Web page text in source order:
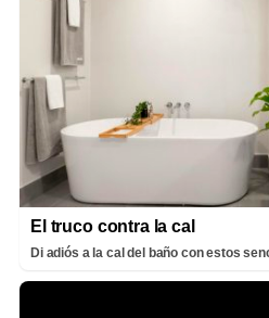
El truco contra la cal
Di adiós a la cal del baño con estos